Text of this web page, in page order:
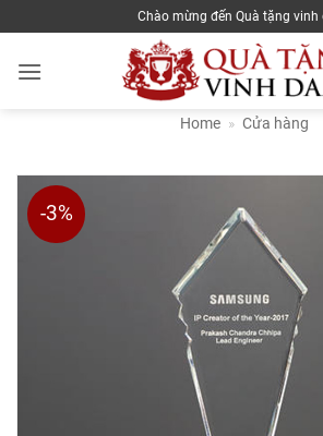
to
content
Chào mừng đến Quà tặng vinh
Home » Cửa hàng
-3%